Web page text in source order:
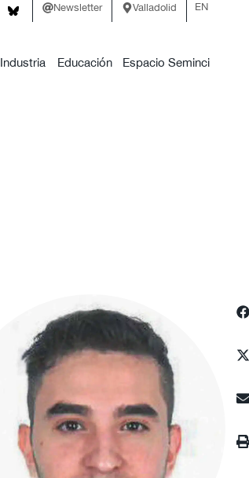
Newsletter Valladolid EN
Industria Educación Espacio Seminci